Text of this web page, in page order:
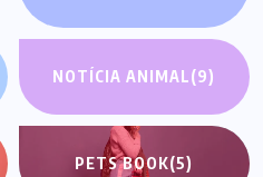
NOTÍCIA ANIMAL(9)
PETS BOOK(5)